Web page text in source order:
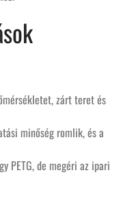
zárt teret és
minőség romlik, és a
PETG, de megéri az ipari